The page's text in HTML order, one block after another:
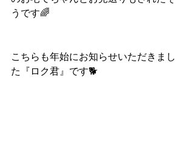
うです🌈
こちらも年始にお知らせいただきまし
た『ロク君』です🐕